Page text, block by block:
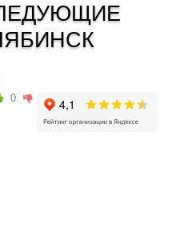
0